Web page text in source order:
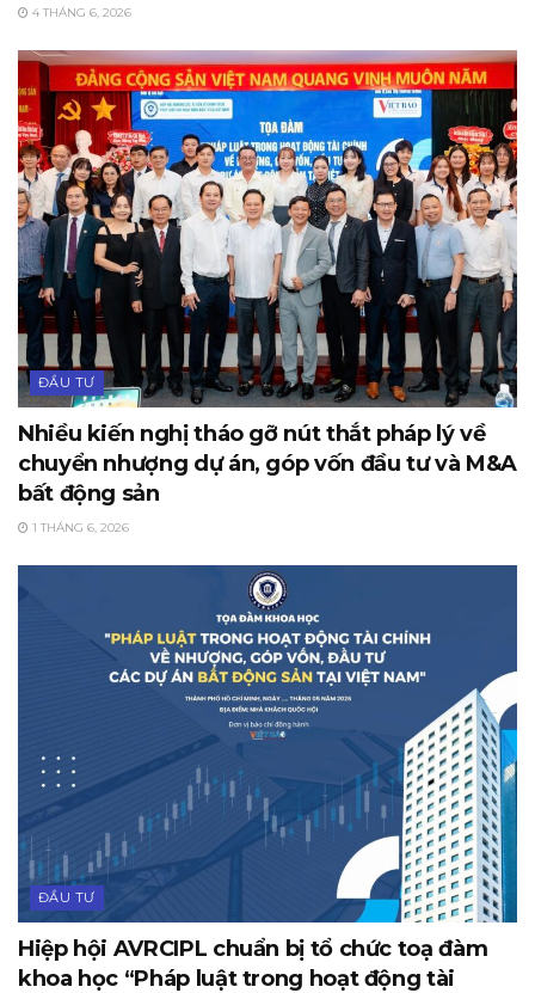
4 THÁNG 6, 2026
ĐẦU TƯ
Nhiều kiến nghị tháo gỡ nút thắt pháp lý về
chuyển nhượng dự án, góp vốn đầu tư và M&A
bất động sản
1 THÁNG 6, 2026
ĐẦU TƯ
Hiệp hội AVRCIPL chuẩn bị tổ chức toạ đàm
khoa học “Pháp luật trong hoạt động tài